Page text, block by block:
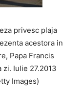
privesc plaja
acestora in
Papa Francis
Iulie 27.2013
Images)